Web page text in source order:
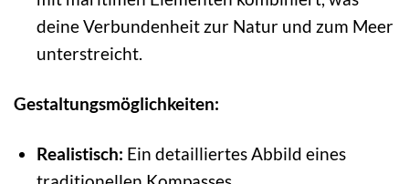
deine Verbundenheit zur Natur und zum Meer
unterstreicht.
Gestaltungsmöglichkeiten:
Realistisch: Ein detailliertes Abbild eines